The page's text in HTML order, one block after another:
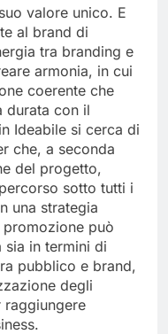
valore unico. E
al brand di
tra branding e
armonia, in cui
coerente che
durata con il
Ideabile si cerca di
che, a seconda
del progetto,
sotto tutti i
una strategia
può
in termini di
pubblico e brand,
degli
raggiungere